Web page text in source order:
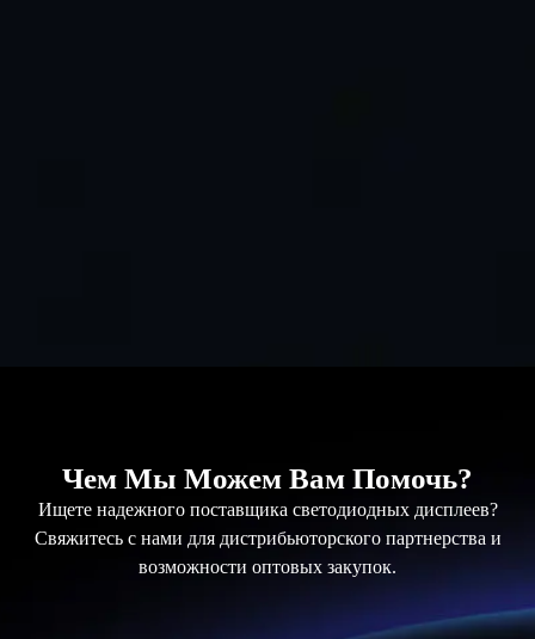
Чем Мы Можем Вам Помочь?
Ищете надежного поставщика светодиодных дисплеев?
Свяжитесь с нами для дистрибьюторского партнерства и
возможности оптовых закупок.